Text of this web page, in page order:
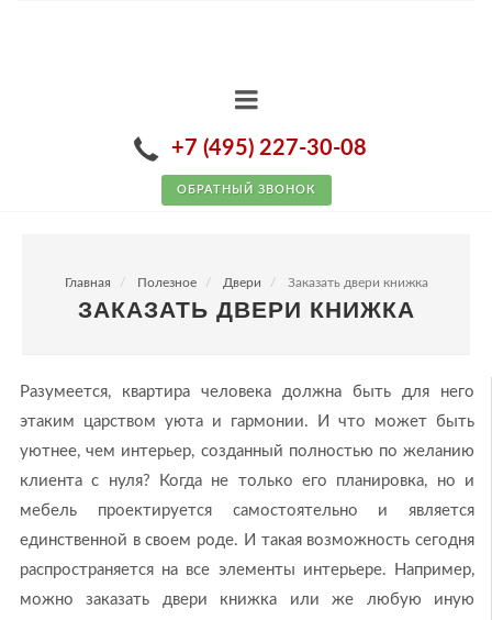
+7 (495) 227-30-08
ОБРАТНЫЙ ЗВОНОК
Главная Полезное Двери Заказать двери книжка
ЗАКАЗАТЬ ДВЕРИ КНИЖКА
Разумеется, квартира человека должна быть для него
этаким царством уюта и гармонии. И что может быть
уютнее, чем интерьер, созданный полностью по желанию
клиента с нуля? Когда не только его планировка, но и
мебель проектируется самостоятельно и является
единственной в своем роде. И такая возможность сегодня
распространяется на все элементы интерьере. Например,
можно заказать двери книжка или же любую иную